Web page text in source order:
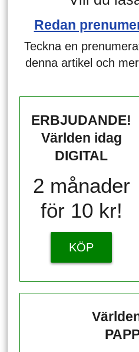
Redan
Teckna en
denna artikel och
ERBJUDANDE!
Världen idag
DIGITAL
2 månader
för 10 kr!
KÖP